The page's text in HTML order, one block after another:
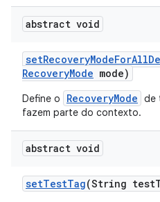
abstract void
setRecoveryModeForAll
RecoveryMode mode)
Define o RecoveryMode de
fazem parte do contexto.
abstract void
setTestTag(String test